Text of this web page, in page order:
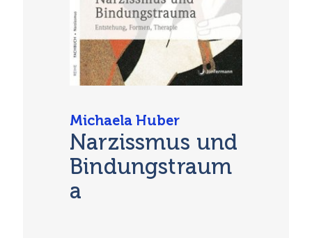
Michaela Huber
Narzissmus und
Bindungstraum
a